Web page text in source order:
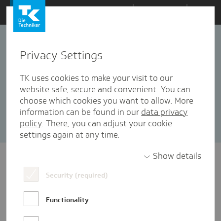
Zum
Inhalt
springen
Selbstverwaltung
19 Artikel in dieser Kategorie enthalten
Sortieren nach: Datum Popularität
Privacy Settings
TK uses cookies to make your visit to our
website safe, secure and convenient. You can
choose which cookies you want to allow. More
information can be found in our data privacy
policy. There, you can adjust your cookie
settings again at any time.
Show details
Security (required)
Functionality